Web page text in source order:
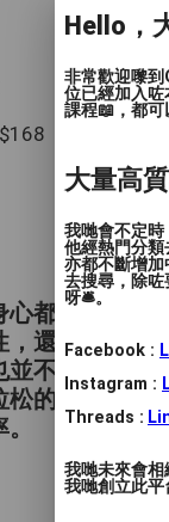
都會得到療
還可以提高
不是拉韌帶
的。如果韌
Hello，
非常歡迎嚟
位已經加入
課程📖，都可
大量高
我哋會不定
他經熱門分類
亦都不斷增
去搜尋，除
呀🛎️。
Facebook :
Instagram :
Threads :
我哋未來會
我哋創立此